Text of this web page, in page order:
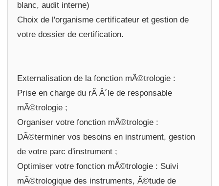
blanc, audit interne)
Choix de l'organisme certificateur et gestion de
votre dossier de certification.
Externalisation de la fonction mÃ©trologie :
Prise en charge du rÃ Â´le de responsable
mÃ©trologie ;
Organiser votre fonction mÃ©trologie :
DÃ©terminer vos besoins en instrument, gestion
de votre parc d'instrument ;
Optimiser votre fonction mÃ©trologie : Suivi
mÃ©trologique des instruments, Ã©tude de